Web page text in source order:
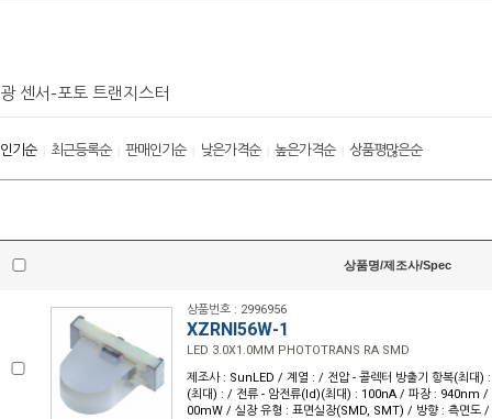
광 센서-포토 트랜지스터
인기순| 최근등록순| 판매인기순| 낮은가격순| 높은가격순| 상품평많은순
상품명/제조사/Spec
상품번호 : 2996956
XZRNI56W-1
LED 3.0X1.0MM PHOTOTRANS RA SMD
제조사 : SunLED / 계열 : / 전압 - 콜렉터 방출기 항복(최대)
(최대) : / 전류 - 암전류(Id)(최대) : 100nA / 파장 : 940nm /
00mW / 실장 유형 : 표면실장(SMD, SMT) / 방향 : 측면도